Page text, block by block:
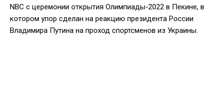
NBC с церемонии открытия Олимпиады-2022 в Пекине, в
котором упор сделан на реакцию президента России
Владимира Путина на проход спортсменов из Украины.